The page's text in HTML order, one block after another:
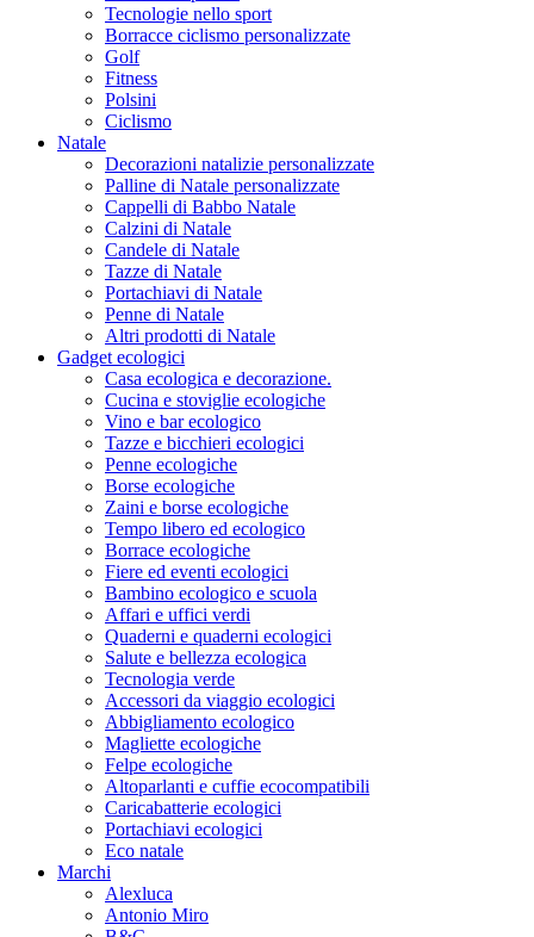
Tecnologie nello sport
Borracce ciclismo personalizzate
Golf
Fitness
Polsini
Ciclismo
Natale
Decorazioni natalizie personalizzate
Palline di Natale personalizzate
Cappelli di Babbo Natale
Calzini di Natale
Candele di Natale
Tazze di Natale
Portachiavi di Natale
Penne di Natale
Altri prodotti di Natale
Gadget ecologici
Casa ecologica e decorazione.
Cucina e stoviglie ecologiche
Vino e bar ecologico
Tazze e bicchieri ecologici
Penne ecologiche
Borse ecologiche
Zaini e borse ecologiche
Tempo libero ed ecologico
Borrace ecologiche
Fiere ed eventi ecologici
Bambino ecologico e scuola
Affari e uffici verdi
Quaderni e quaderni ecologici
Salute e bellezza ecologica
Tecnologia verde
Accessori da viaggio ecologici
Abbigliamento ecologico
Magliette ecologiche
Felpe ecologiche
Altoparlanti e cuffie ecocompatibili
Caricabatterie ecologici
Portachiavi ecologici
Eco natale
Marchi
Alexluca
Antonio Miro